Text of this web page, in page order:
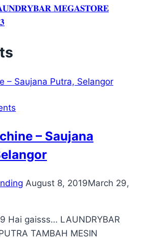
𝐌𝐄𝐆𝐀𝐒𝐓𝐎𝐑𝐄
– Saujana
August 8, 2019March 29,
Hai gaisss… LAUNDRYBAR
TAMBAH MESIN